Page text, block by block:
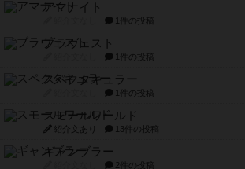
アマナイト
1件の投稿
ブラヴェスト
1件の投稿
スペクタキュラー
1件の投稿
スモールワールド
紹介文あり 13件の投稿
ギャンブラー
2件の投稿